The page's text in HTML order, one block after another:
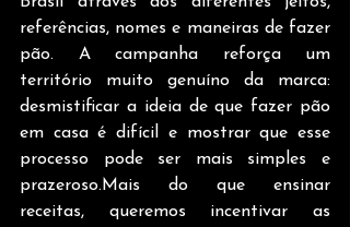
referências, nomes e maneiras de fazer
pão. A campanha reforça um
território muito genuíno da marca:
desmistificar a ideia de que fazer pão
em casa é difícil e mostrar que esse
processo pode ser mais simples e
prazeroso.Mais do que ensinar
receitas, queremos incentivar as